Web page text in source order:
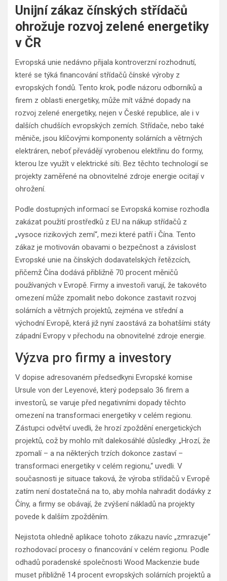
Unijní zákaz čínských střídačů
ohrožuje rozvoj zelené energetiky
v ČR
Evropská unie nedávno přijala kontroverzní rozhodnutí,
které se týká financování střídačů čínské výroby z
evropských fondů. Tento krok, podle názoru odborníků a
firem z oblasti energetiky, může mít vážné dopady na
rozvoj zelené energetiky, nejen v České republice, ale i v
dalších chudších evropských zemích. Střídače, nebo také
měniče, jsou klíčovými komponenty solárních a větrných
elektráren, neboť převádějí vyrobenou elektřinu do formy,
kterou lze využít v elektrické síti. Bez těchto technologií se
projekty zaměřené na obnovitelné zdroje energie ocitají v
ohrožení.
Podle dostupných informací se Evropská komise rozhodla
zakázat použití prostředků z EU na nákup střídačů z
„vysoce rizikových zemí“, mezi které patří i Čína. Tento
zákaz je motivován obavami o bezpečnost a závislost
Evropské unie na čínských dodavatelských řetězcích,
přičemž Čína dodává přibližně 70 procent měničů
používaných v Evropě. Firmy a investoři varují, že takovéto
omezení může zpomalit nebo dokonce zastavit rozvoj
solárních a větrných projektů, zejména ve střední a
východní Evropě, která již nyní zaostává za bohatšími státy
západní Evropy v přechodu na obnovitelné zdroje energie.
Výzva pro firmy a investory
V dopise adresovaném předsedkyni Evropské komise
Ursule von der Leyenové, který podepsalo 36 firem a
investorů, se varuje před negativními dopady těchto
omezení na transformaci energetiky v celém regionu.
Zástupci odvětví uvedli, že hrozí zpoždění energetických
projektů, což by mohlo mít dalekosáhlé důsledky. „Hrozí, že
zpomalí – a na některých trzích dokonce zastaví –
transformaci energetiky v celém regionu,“ uvedli. V
současnosti je situace taková, že výroba střídačů v Evropě
zatím není dostatečná na to, aby mohla nahradit dodávky z
Číny, a firmy se obávají, že zvýšení nákladů na projekty
povede k dalším zpožděním.
Nejistota ohledně aplikace tohoto zákazu navíc „zmrazuje“
rozhodovací procesy o financování v celém regionu. Podle
odhadů poradenské společnosti Wood Mackenzie bude
muset přibližně 14 procent evropských solárních projektů a